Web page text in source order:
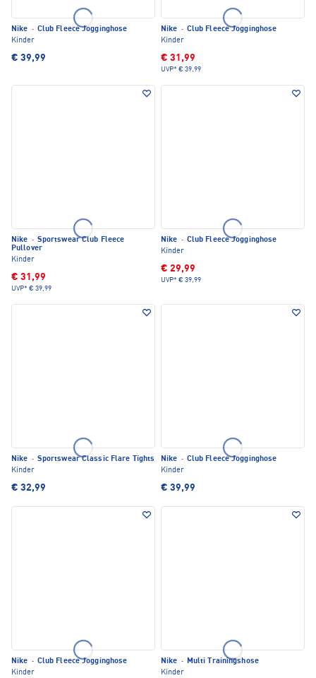
Nike · Club Fleece Jogginghose
Kinder
€ 39,99
Nike · Club Fleece Jogginghose
Kinder
€ 31,99
UVP* € 39,99
Nike · Sportswear Club Fleece
Pullover
Kinder
€ 31,99
UVP* € 39,99
Nike · Club Fleece Jogginghose
Kinder
€ 29,99
UVP* € 39,99
Nike · Sportswear Classic Flare Tights
Kinder
€ 32,99
Nike · Club Fleece Jogginghose
Kinder
€ 39,99
Nike · Club Fleece Jogginghose
Kinder
Nike · Multi Trainingshose
Kinder